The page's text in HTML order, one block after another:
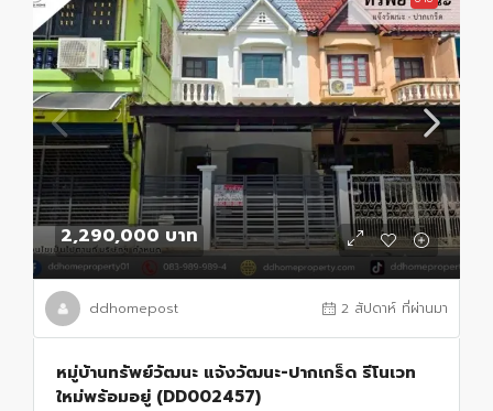
2,290,000 บาท
ddhomepost 2 สัปดาห์ ที่ผ่านมา
หมู่บ้านทรัพย์วัฒนะ แจ้งวัฒนะ-ปากเกร็ด รีโนเวท
ใหม่พร้อมอยู่ (DD002457)